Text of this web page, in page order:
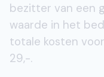
bezitter van een
waarde in het
totale kosten
29,-.